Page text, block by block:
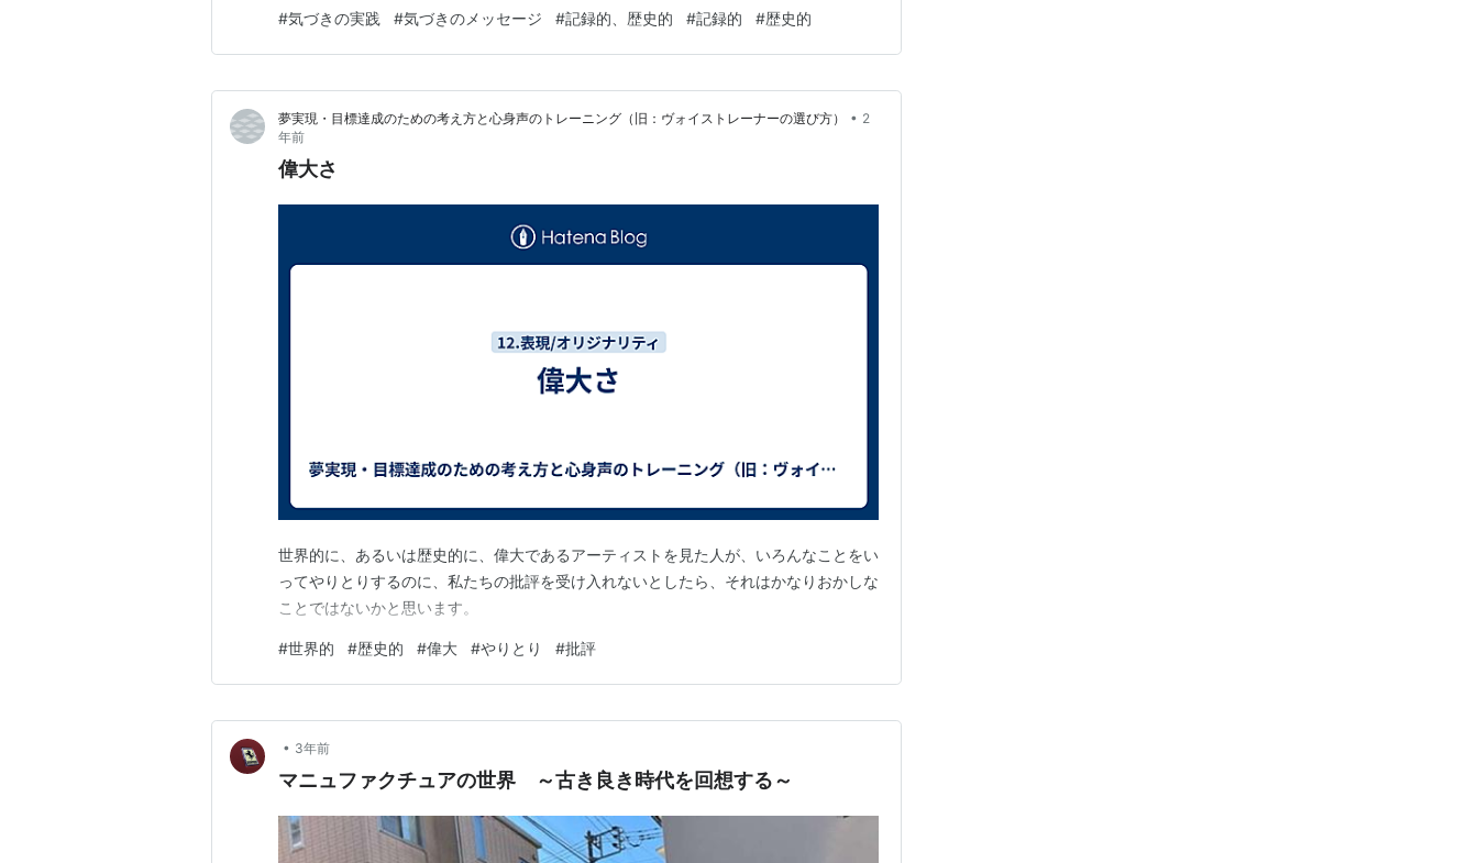
のでしょうか。歴史に残るから「記録的」であり、記録に残るから「歴史的」とも言え
る。記録的よりも歴史的ほうが大きい感覚はあるけれど、ど…
#気づきの実践 #気づきのメッセージ #記録的、歴史的 #記録的 #歴史的
夢実現・目標達成のための考え方と心身声のトレーニング（旧：ヴォイストレーナーの選び方） • 2
年前
偉大さ
世界的に、あるいは歴史的に、偉大であるアーティストを見た人が、いろんなことをい
ってやりとりするのに、私たちの批評を受け入れないとしたら、それはかなりおかしな
ことではないかと思います。
#世界的 #歴史的 #偉大 #やりとり #批評
• 3年前
マニュファクチュアの世界 ～古き良き時代を回想する～